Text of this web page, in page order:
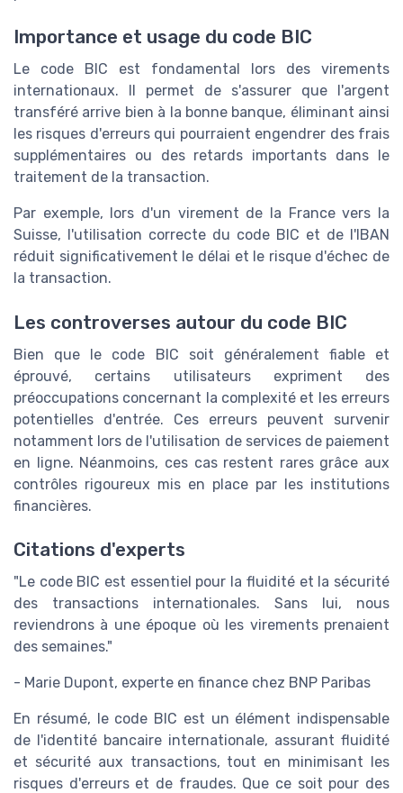
Importance et usage du code BIC
Le code BIC est fondamental lors des virements
internationaux. Il permet de s'assurer que l'argent
transféré arrive bien à la bonne banque, éliminant ainsi
les risques d'erreurs qui pourraient engendrer des frais
supplémentaires ou des retards importants dans le
traitement de la transaction.
Par exemple, lors d'un virement de la France vers la
Suisse, l'utilisation correcte du code BIC et de l'IBAN
réduit significativement le délai et le risque d'échec de
la transaction.
Les controverses autour du code BIC
Bien que le code BIC soit généralement fiable et
éprouvé, certains utilisateurs expriment des
préoccupations concernant la complexité et les erreurs
potentielles d'entrée. Ces erreurs peuvent survenir
notamment lors de l'utilisation de services de paiement
en ligne. Néanmoins, ces cas restent rares grâce aux
contrôles rigoureux mis en place par les institutions
financières.
Citations d'experts
"Le code BIC est essentiel pour la fluidité et la sécurité
des transactions internationales. Sans lui, nous
reviendrons à une époque où les virements prenaient
des semaines."
- Marie Dupont, experte en finance chez BNP Paribas
En résumé, le code BIC est un élément indispensable
de l'identité bancaire internationale, assurant fluidité
et sécurité aux transactions, tout en minimisant les
risques d'erreurs et de fraudes. Que ce soit pour des